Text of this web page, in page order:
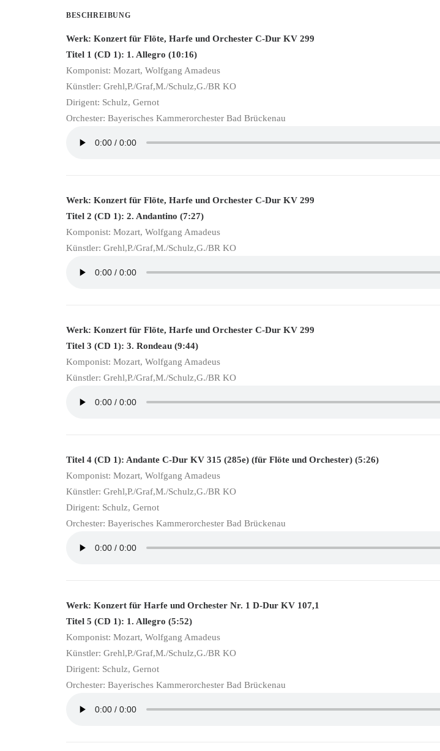
BESCHREIBUNG
Werk: Konzert für Flöte, Harfe und Orchester C-Dur KV 299
Titel 1 (CD 1): 1. Allegro (10:16)
Komponist: Mozart, Wolfgang Amadeus
Künstler: Grehl,P./Graf,M./Schulz,G./BR KO
Dirigent: Schulz, Gernot
Orchester: Bayerisches Kammerorchester Bad Brückenau
Werk: Konzert für Flöte, Harfe und Orchester C-Dur KV 299
Titel 2 (CD 1): 2. Andantino (7:27)
Komponist: Mozart, Wolfgang Amadeus
Künstler: Grehl,P./Graf,M./Schulz,G./BR KO
Werk: Konzert für Flöte, Harfe und Orchester C-Dur KV 299
Titel 3 (CD 1): 3. Rondeau (9:44)
Komponist: Mozart, Wolfgang Amadeus
Künstler: Grehl,P./Graf,M./Schulz,G./BR KO
Titel 4 (CD 1): Andante C-Dur KV 315 (285e) (für Flöte und Orchester) (5:26)
Komponist: Mozart, Wolfgang Amadeus
Künstler: Grehl,P./Graf,M./Schulz,G./BR KO
Dirigent: Schulz, Gernot
Orchester: Bayerisches Kammerorchester Bad Brückenau
Werk: Konzert für Harfe und Orchester Nr. 1 D-Dur KV 107,1
Titel 5 (CD 1): 1. Allegro (5:52)
Komponist: Mozart, Wolfgang Amadeus
Künstler: Grehl,P./Graf,M./Schulz,G./BR KO
Dirigent: Schulz, Gernot
Orchester: Bayerisches Kammerorchester Bad Brückenau